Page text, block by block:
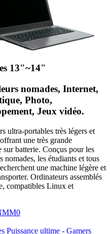
13"~14"
nomades, Internet,
Photo,
Jeux vidéo.
ultra-portables très légers et
une très grande
sur batterie. Conçus pour les
nomades, les étudiants et tous
une machine légère et
Ordinateurs assemblés
compatibles Linux et